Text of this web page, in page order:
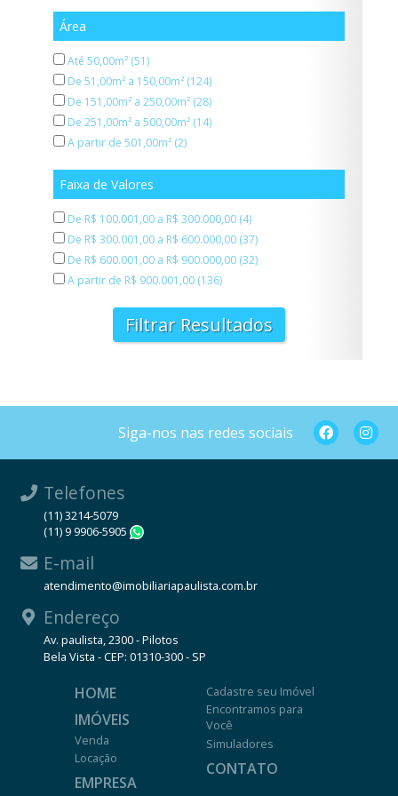
Santa Cecilia (1)
Santa Cecília (1)
Sumare (1)
Sumarezinho (1)
VILA MADALENA (1)
Vila Buarque (4)
Vila Clementino (4)
Vila Guilherme (4)
Vila Madalena (3)
Vila Mariana (15)
Vila Nova Conceição (1)
Vila Olimpia (1)
Vila Olímpia (7)
Área
Até 50,00m² (51)
De 51,00m² a 150,00m² (124)
De 151,00m² a 250,00m² (28)
De 251,00m² a 500,00m² (14)
A partir de 501,00m² (2)
Faixa de Valores
De R$ 100.001,00 a R$ 300.000,00 (4)
De R$ 300.001,00 a R$ 600.000,00 (37)
De R$ 600.001,00 a R$ 900.000,00 (32)
A partir de R$ 900.001,00 (136)
Filtrar Resultados
Siga-nos nas redes sociais
Telefones
(11) 3214-5079
(11) 9 9906-5905
E-mail
atendimento@imobiliariapaulista.com.br
Endereço
Av. paulista, 2300 - Pilotos
Bela Vista - CEP: 01310-300 - SP
HOME
IMÓVEIS
Venda
Locação
EMPRESA
Cadastre seu Imóvel
Encontramos para
Você
Simuladores
CONTATO